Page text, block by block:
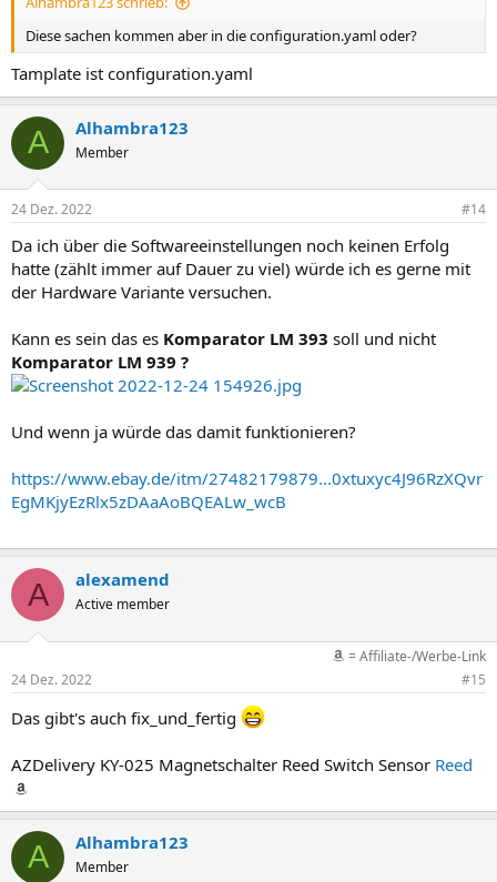
-
name: "Gas Verbrauch"
unique_id: "gas_verbrauch"
device_class: "gas"
state_class: "total_increasing"
state: >
{% set m3 =
{% set normdichte_value =
{% set mengengewichtet_value =
{{ '%.4f' | format( m3 *
Dies sind meine Werte vom Energieversorger
Diese sachen kommen aber in die configuration.yaml oder?
Tamplate ist configuration.yaml
A Alhambra123
Member
24 Dez. 2022 #14
Da ich über die Softwareeinstellungen noch keinen Erfolg
hatte (zählt immer auf Dauer zu viel) würde ich es gerne mit
der Hardware Variante versuchen.
Kann es sein das es Komparator LM 393 soll und nicht
Komparator LM 939 ?
Und wenn ja würde das damit funktionieren?
https://www.ebay.de/itm/27482179879...0xtuxyc4J96RzXQvr
EgMKjyEzRlx5zDAaAoBQEALw_wcB
A alexamend
Active member
= Affiliate-/Werbe-Link
24 Dez. 2022
#15
Das gibt's auch fix_und_fertig
AZDelivery KY-025 Magnetschalter Reed Switch Sensor Reed
A Alhambra123
Member